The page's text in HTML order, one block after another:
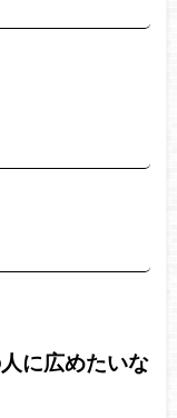
に広めたいな